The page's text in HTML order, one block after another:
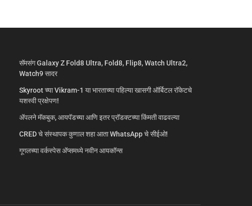
सॅमसंग Galaxy Z Fold8 Ultra, Fold8, Flip8, Watch Ultra2,
Watch9 सादर
Skyroot च्या Vikram-1 या भारताच्या पहिल्या खासगी ऑर्बिटल रॉकेटचे
यशस्वी प्रक्षेपण!
ॲपलने मॅकबुक, आयपॅडच्या आणि इतर प्रॉडक्टच्या किंमती वाढवल्या
CRED चे संस्थापक कुणाल शहा आता WhatsApp चे सीईओ!
गूगलच्या वर्कस्पेस अ‍ॅप्समध्ये नवीन आयकॉन्स